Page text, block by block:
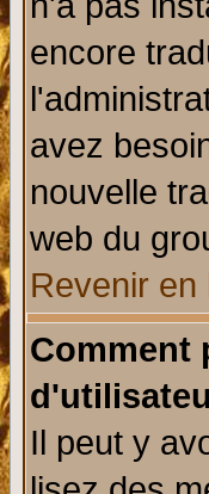
encore
avez
nouvelle
web du
Revenir en
Comment
Il peut y